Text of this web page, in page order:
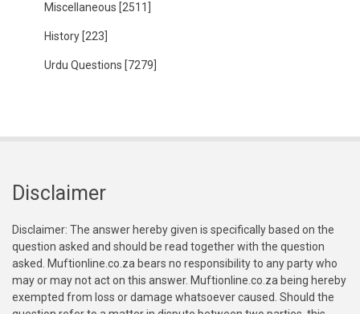
Miscellaneous [2511]
History [223]
Urdu Questions [7279]
Disclaimer
Disclaimer: The answer hereby given is specifically based on the
question asked and should be read together with the question
asked. Muftionline.co.za bears no responsibility to any party who
may or may not act on this answer. Muftionline.co.za being hereby
exempted from loss or damage whatsoever caused. Should the